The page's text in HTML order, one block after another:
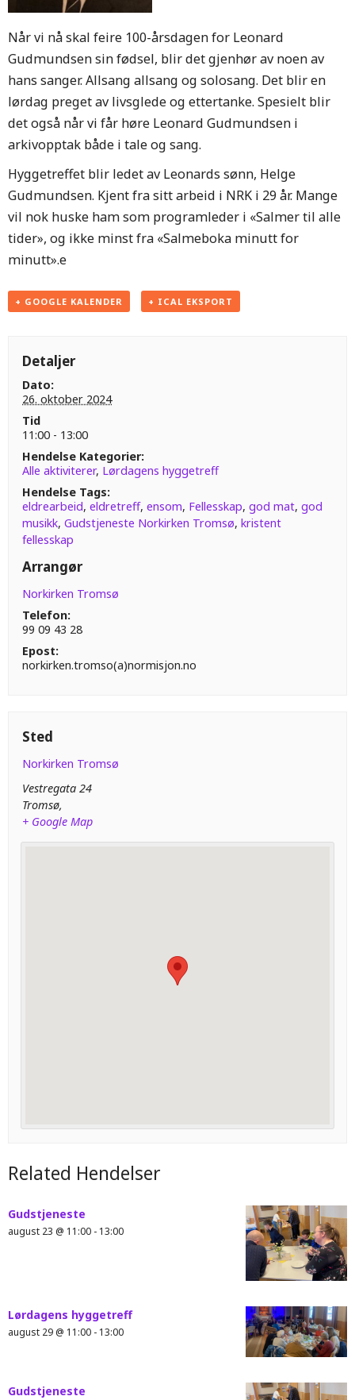
Når vi nå skal feire 100-årsdagen for Leonard
Gudmundsen sin fødsel, blir det gjenhør av noen av
hans sanger. Allsang allsang og solosang. Det blir en
lørdag preget av livsglede og ettertanke. Spesielt blir
det også når vi får høre Leonard Gudmundsen i
arkivopptak både i tale og sang.
Hyggetreffet blir ledet av Leonards sønn, Helge
Gudmundsen. Kjent fra sitt arbeid i NRK i 29 år. Mange
vil nok huske ham som programleder i «Salmer til alle
tider», og ikke minst fra «Salmeboka minutt for
minutt».e
+ GOOGLE KALENDER + ICAL EKSPORT
Detaljer
Dato:
26. oktober 2024
Tid
11:00 - 13:00
Hendelse Kategorier:
Alle aktiviterer, Lørdagens hyggetreff
Hendelse Tags:
eldrearbeid,eldretreff,ensom, Fellesskap,god mat,god
musikk,Gudstjeneste Norkirken Tromsø,kristent
fellesskap
Arrangør
Norkirken Tromsø
Telefon:
99 09 43 28
Epost:
norkirken.tromso(a)normisjon.no
Sted
Norkirken Tromsø
Vestregata 24
Tromsø,
+ Google Map
Related Hendelser
Gudstjeneste
august 23 @ 11:00 - 13:00
Lørdagens hyggetreff
august 29 @ 11:00 - 13:00
Gudstjeneste